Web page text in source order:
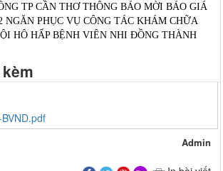
TP CẦN THƠ THÔNG BÁO MỜI BÁO GIÁ
NGĂN PHỤC VỤ CÔNG TÁC KHÁM CHỮA
HÔ HẤP BỆNH VIÊN NHI ĐỒNG THÀNH
Admin